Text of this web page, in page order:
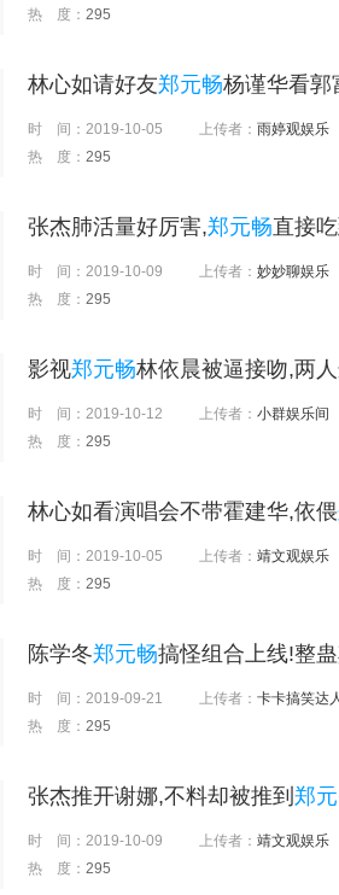
热 度： 295
林心如请好友郑元畅杨谨华看郭
时 间： 2019-10-05 上传者： 雨婷观娱乐
热 度： 295
张杰肺活量好厉害,郑元畅直接
时 间： 2019-10-09 上传者： 妙妙聊娱乐
热 度： 295
影视郑元畅林依晨被逼接吻,两
时 间： 2019-10-12 上传者： 小群娱乐间
热 度： 295
林心如看演唱会不带霍建华,依偎
时 间： 2019-10-05 上传者： 靖文观娱乐
热 度： 295
陈学冬郑元畅搞怪组合上线!整
时 间： 2019-09-21 上传者： 卡卡搞笑达
热 度： 295
张杰推开谢娜,不料却被推到 郑
时 间： 2019-10-09 上传者： 靖文观娱乐
热 度： 295